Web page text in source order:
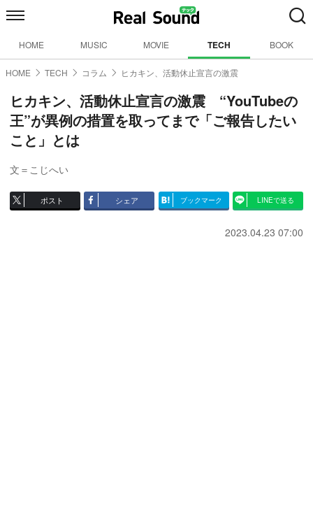
HOME MUSIC MOVIE TECH BOOK
HOME TECH コラム ヒカキン、活動休止宣言の激震
ヒカキン、活動休止宣言の激震 “YouTubeの
王”が異例の措置を取ってまで「ご報告したい
こと」とは
文＝こじへい
ポスト シェア ブックマーク LINEで送る
2023.04.23 07:00